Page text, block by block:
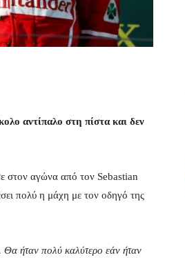
αντίπαλο στη πίστα και δεν
στον αγώνα από τον Sebastian
πολύ η μάχη με τον οδηγό της
Θα ήταν πολύ καλύτερο εάν ήταν